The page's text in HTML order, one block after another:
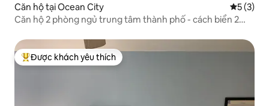
Căn hộ tại Ocean City Xếp5 (3)
Căn hộ 2 phòng ngủ trung tâm thành phố - cách biển 2
Được khách yêu thích nhất
Được khách yêu thích